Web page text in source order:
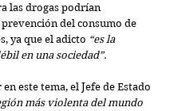
las drogas podrían
del consumo de
ya que el adicto “es la
en una sociedad”.
este tema, el Jefe de Estado
más violenta del mundo